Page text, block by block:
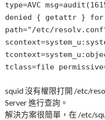
type=AVC
denied { getattr } for
path="/etc/
tclass=file
squid 沒有權限打開 /etc/
Server 進行查詢。
解決方案很簡單，在 /etc/